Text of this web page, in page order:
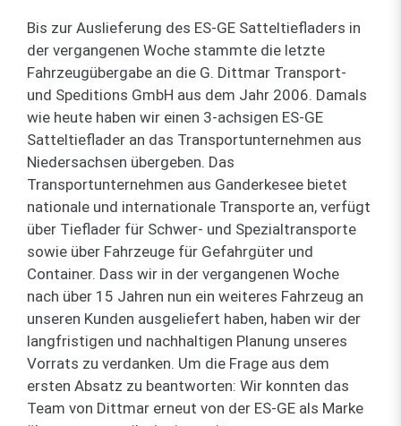
Bis zur Auslieferung des ES-GE Satteltiefladers in
der vergangenen Woche stammte die letzte
Fahrzeugübergabe an die G. Dittmar Transport-
und Speditions GmbH aus dem Jahr 2006. Damals
wie heute haben wir einen 3-achsigen ES-GE
Satteltieflader an das Transportunternehmen aus
Niedersachsen übergeben. Das
Transportunternehmen aus Ganderkesee bietet
nationale und internationale Transporte an, verfügt
über Tieflader für Schwer- und Spezialtransporte
sowie über Fahrzeuge für Gefahrgüter und
Container. Dass wir in der vergangenen Woche
nach über 15 Jahren nun ein weiteres Fahrzeug an
unseren Kunden ausgeliefert haben, haben wir der
langfristigen und nachhaltigen Planung unseres
Vorrats zu verdanken. Um die Frage aus dem
ersten Absatz zu beantworten: Wir konnten das
Team von Dittmar erneut von der ES-GE als Marke